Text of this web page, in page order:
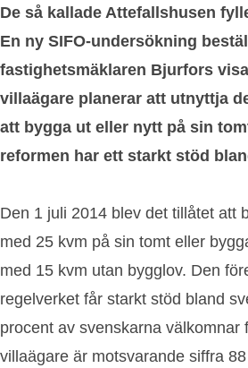
De så kallade Attefallshusen
En ny SIFO-undersökning
fastighetsmäklaren Bjurfors
villaägare planerar att utnyttja
att bygga ut eller nytt på sin
reformen har ett starkt stöd
Den 1 juli 2014 blev det tillåtet att
med 25 kvm på sin tomt eller
med 15 kvm utan bygglov. Den
regelverket får starkt stöd bland
procent av svenskarna välkomnar
villaägare är motsvarande siffra